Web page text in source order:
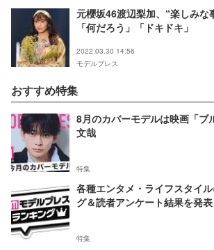
元櫻坂46渡辺梨加、“楽しみな
「何だろう」「ドキドキ」
2022.03.30 14:56
モデルプレス
おすすめ特集
8月のカバーモデルは映画「ブ
文哉
特集
各種エンタメ・ライフスタイ
グ＆読者アンケート結果を発表
特集